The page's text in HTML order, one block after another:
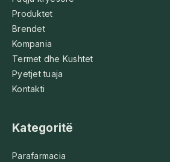
Produktet
Brendet
Kompania
Termet dhe Kushtet
Pyetjet tuaja
Kontakti
Kategoritë
Parafarmacia